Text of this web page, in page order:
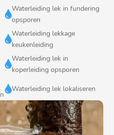

Waterleiding lek in fundering
opsporen

Waterleiding lekkage
keukenleiding

Waterleiding lek in
koperleiding opsporen
Waterleiding lek lokaliseren